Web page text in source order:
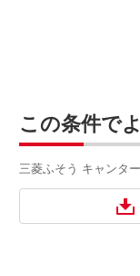
この条件で
三菱ふそう キャンタ